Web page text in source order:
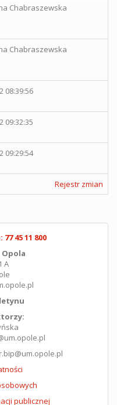
Chabraszewska
Chabraszewska
08:39:56
09:32:35
09:29:54
Rejestr zmian
45 11 800
A
publicznej